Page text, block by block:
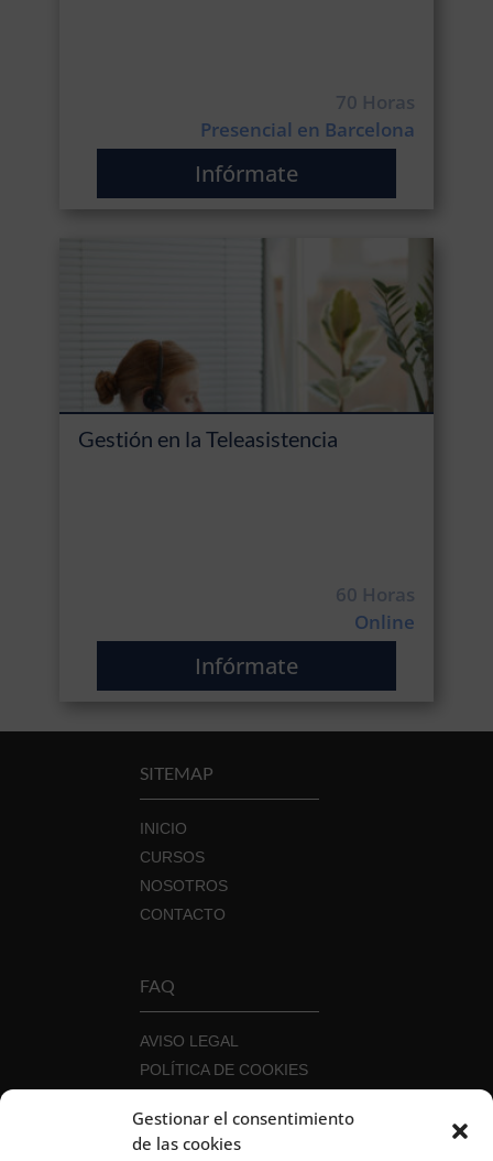
Gestionar el consentimiento
de las cookies
70 Horas
Presencial en Barcelona
Infórmate
Gestión en la Teleasistencia
60 Horas
Online
Infórmate
SITEMAP
INICIO
CURSOS
NOSOTROS
CONTACTO
FAQ
AVISO LEGAL
POLÍTICA DE COOKIES
POLÍTICA DE SEGURIDAD DE LA
INFORMACIÓN